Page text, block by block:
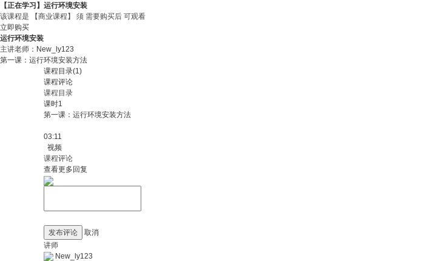
【正在学习】运行环境安装
该课程是
【商业课程】 须 需要购买后 可观看
立即购买
运行环境安装
主讲老师： New_ly123
第一课：运行环境安装方法
课程目录(1)
课程评论
课程目录
课时1
第一课：运行环境安装方法
03:11
视频
课程评论
查看更多回复
发布评论
取消
讲师
New_ly123